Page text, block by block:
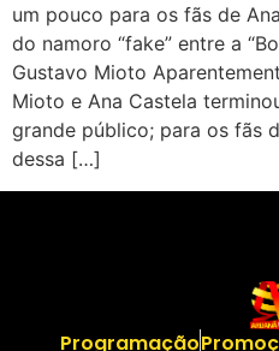
um pouco para os fãs de
do namoro “fake” entre a
Gustavo Mioto
Mioto e Ana Castela
grande público; para os fãs
dessa […]
Programação